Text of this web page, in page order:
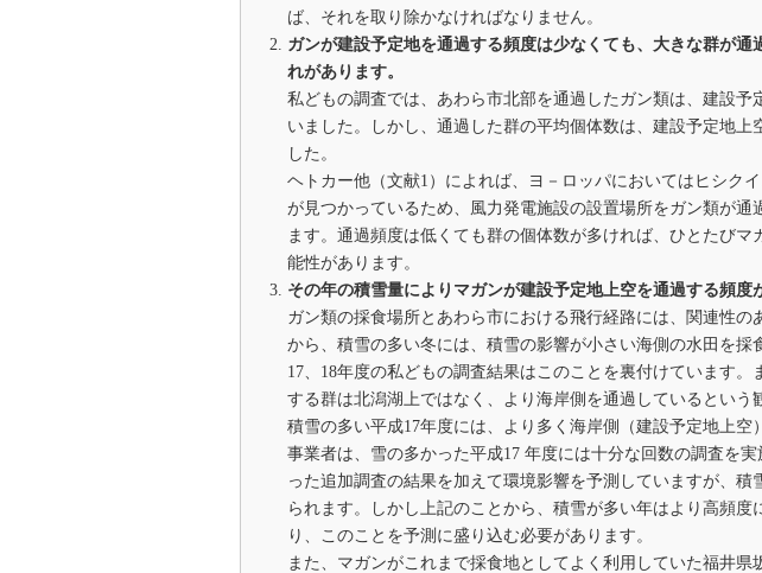
ば、それを取り除かなければなりません。
ガンが建設予定地を通過する頻度は少なくても、大きな群が
れがあります。
私どもの調査では、あわら市北部を通過したガン類は、建設予
いました。しかし、通過した群の平均個体数は、建設予定地上
した。
ヘトカー他（文献1）によれば、ヨ－ロッパにおいてはヒシク
が見つかっているため、風力発電施設の設置場所をガン類が通
ます。通過頻度は低くても群の個体数が多ければ、ひとたび
能性があります。
その年の積雪量によりマガンが建設予定地上空を通過する頻度
ガン類の採食場所とあわら市における飛行経路には、関連性の
から、積雪の多い冬には、積雪の影響が小さい海側の水田を採
17、18年度の私どもの調査結果はこのことを裏付けています
する群は北潟湖上ではなく、より海岸側を通過しているという
積雪の多い平成17年度には、より多く海岸側（建設予定地上空
事業者は、雪の多かった平成17 年度には十分な回数の調査を
った追加調査の結果を加えて環境影響を予測していますが、積
られます。しかし上記のことから、積雪が多い年はより高頻
り、このことを予測に盛り込む必要があります。
また、マガンがこれまで採食地としてよく利用していた福井県